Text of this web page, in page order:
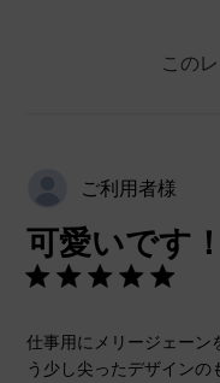
この
ご利用者様
可愛いです
仕事用にメリージェーン
う少し尖ったデザインの